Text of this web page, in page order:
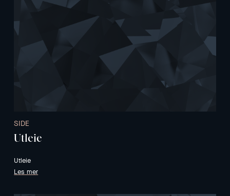
SIDE
Utleie
Utleie
Les mer